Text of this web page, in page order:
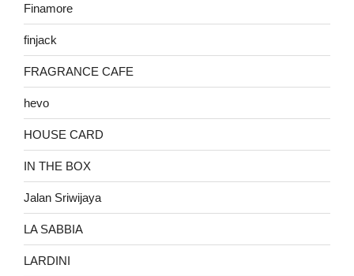
Finamore
finjack
FRAGRANCE CAFE
hevo
HOUSE CARD
IN THE BOX
Jalan Sriwijaya
LA SABBIA
LARDINI